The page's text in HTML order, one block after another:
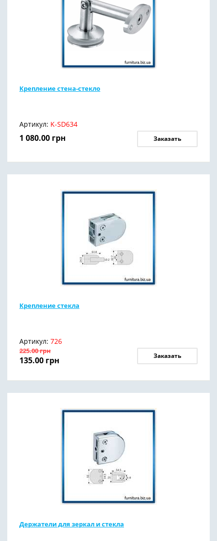
Крепление стена-стекло
Артикул: K-SD634
1 080.00 грн Заказать
Крепление стекла
Артикул: 726
225.00грн
135.00 грн Заказать
Держатели для зеркал и стекла